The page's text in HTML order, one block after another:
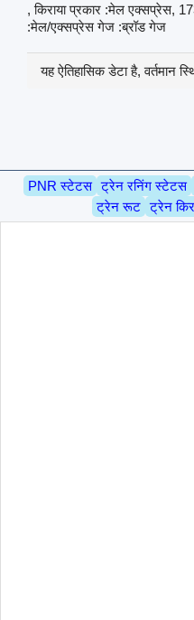
, किराया प्रकार :मेल एक्सप्रेस,
:मेल/एक्सप्रेस गेज :ब्रॉड गेज
यह ऐतिहासिक डेटा है, वर्तमान
PNR स्टेटस ट्रेन रनिंग स्टेटस
ट्रेन रूट ट्रेन